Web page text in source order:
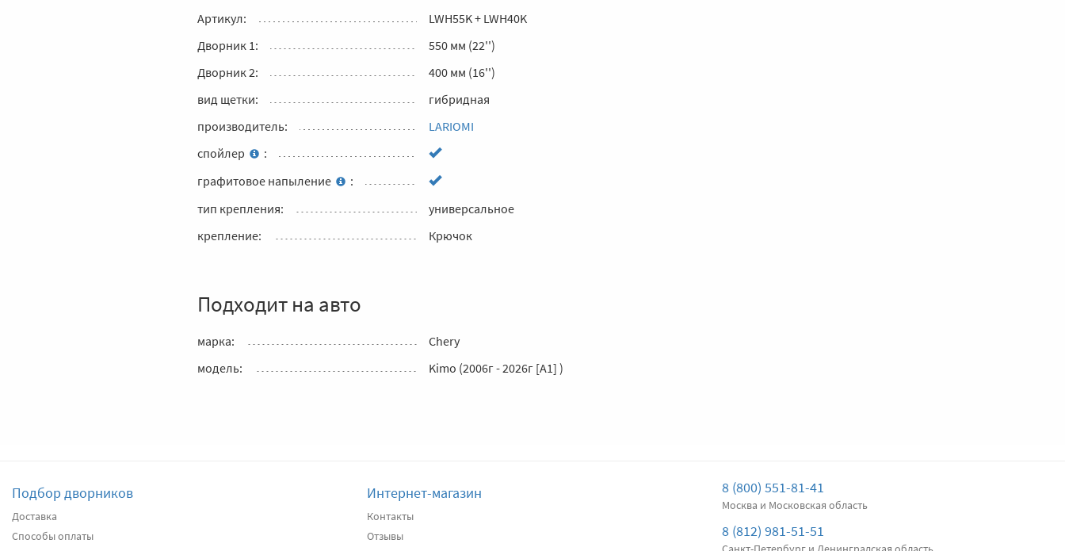
Артикул:
LWH55K + LWH40K
Дворник 1:
550 мм (22'')
Дворник 2:
400 мм (16'')
вид щетки:
гибридная
производитель:
LARIOMI
спойлер
:
графитовое напыление
:
тип крепления:
универсальное
крепление:
Крючок
Подходит на авто
марка:
Chery
модель:
Kimo (2006г - 2026г [A1] )
Подбор дворников
Доставка
Способы оплаты
Интернет-магазин
Контакты
Отзывы
8 (800) 551-81-41
Москва и Московская область
8 (812) 981-51-51